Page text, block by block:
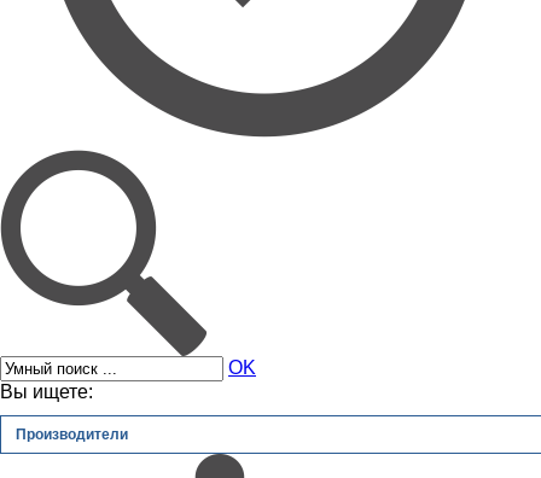
OK
Вы ищете:
Производители